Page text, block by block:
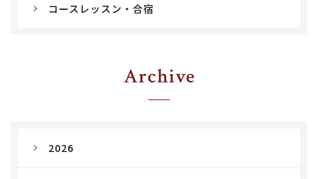
コースレッスン・合宿
Archive
2026